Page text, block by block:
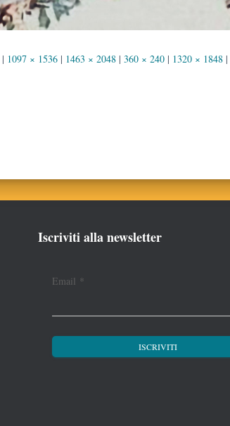
| 1097 × 1536 | 1463 × 2048 | 360 × 240 | 1320 × 1848 |
Iscriviti alla newsletter
Email *